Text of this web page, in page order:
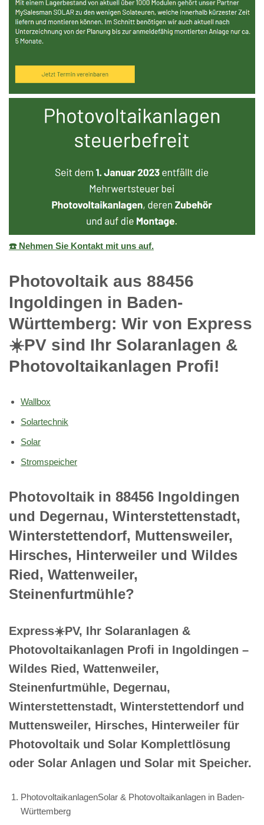
☎️ Nehmen Sie Kontakt mit uns auf.
Photovoltaik aus 88456
Ingoldingen in Baden-
Württemberg: Wir von Express
☀️PV️ sind Ihr Solaranlagen &
Photovoltaikanlagen Profi!
Wallbox
Solartechnik
Solar
Stromspeicher
Photovoltaik in 88456 Ingoldingen
und Degernau, Winterstettenstadt,
Winterstettendorf, Muttensweiler,
Hirsches, Hinterweiler und Wildes
Ried, Wattenweiler,
Steinenfurtmühle?
Express☀️PV️, Ihr Solaranlagen &
Photovoltaikanlagen Profi in Ingoldingen –
Wildes Ried, Wattenweiler,
Steinenfurtmühle, Degernau,
Winterstettenstadt, Winterstettendorf und
Muttensweiler, Hirsches, Hinterweiler für
Photovoltaik und Solar Komplettlösung
oder Solar Anlagen und Solar mit Speicher.
PhotovoltaikanlagenSolar & Photovoltaikanlagen in Baden-
Württemberg